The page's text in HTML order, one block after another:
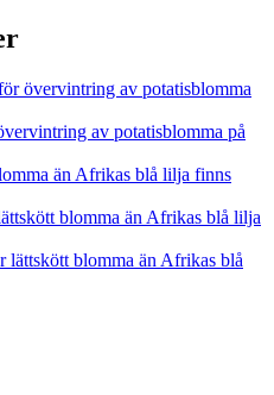
övervintring av potatisblomma
av potatisblomma på
än Afrikas blå lilja finns
blomma än Afrikas blå lilja
lättskött blomma än Afrikas blå